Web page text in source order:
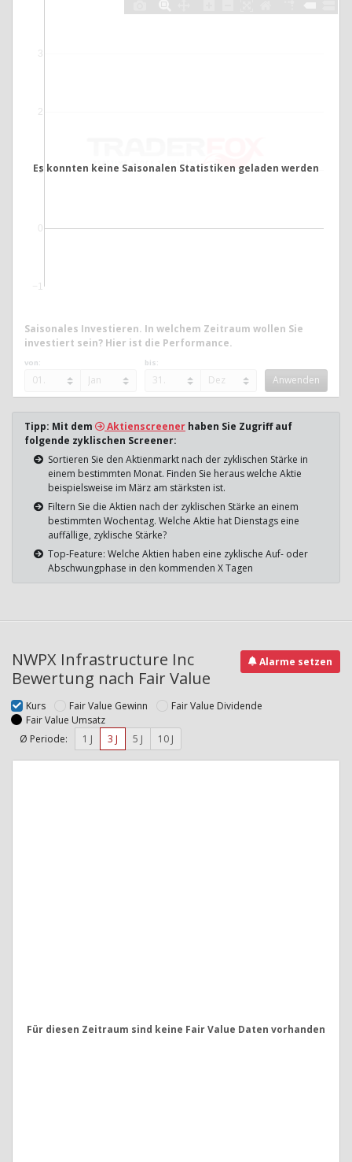
−1
0
1
2
3
Saisonales Investieren. In welchem Zeitraum wollen Sie
investiert sein? Hier ist die Performance.
von: bis:
Es konnten keine Saisonalen Statistiken geladen werden
Tipp: Mit dem Aktienscreener haben Sie Zugriff auf
folgende zyklischen Screener:
Sortieren Sie den Aktienmarkt nach der zyklischen Stärke in
einem bestimmten Monat. Finden Sie heraus welche Aktie
beispielsweise im März am stärksten ist.
Filtern Sie die Aktien nach der zyklischen Stärke an einem
bestimmten Wochentag. Welche Aktie hat Dienstags eine
auffällige, zyklische Stärke?
Top-Feature: Welche Aktien haben eine zyklische Auf- oder
Abschwungphase in den kommenden X Tagen
NWPX Infrastructure Inc
Bewertung nach Fair Value
Alarme setzen
Kurs Fair Value Gewinn
Fair Value Dividende
Fair Value Umsatz
Ø Periode:
1 J 3 J 5 J 10 J
Für diesen Zeitraum sind keine Fair Value Daten vorhanden